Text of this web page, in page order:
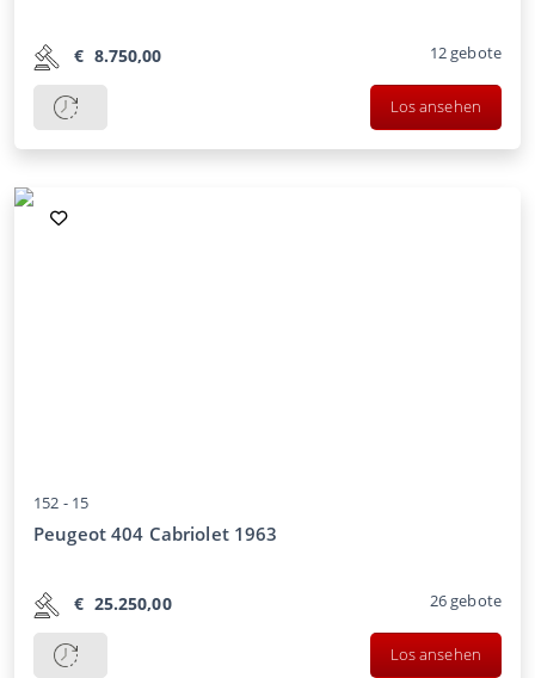
€ 8.750,00 12gebote
Los ansehen
152 - 15
Peugeot 404 Cabriolet 1963
€ 25.250,00 26gebote
Los ansehen